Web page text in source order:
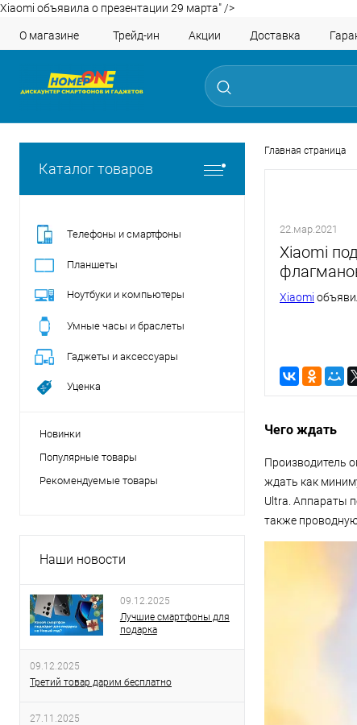
Xiaomi объявила о презентации 29 марта" />
О магазине Трейд-ин Акции Доставка
Каталог товаров
Телефоны и смартфоны
Планшеты
Ноутбуки и компьютеры
Умные часы и браслеты
Гаджеты и аксессуары
Уценка
Новинки
Популярные товары
Рекомендуемые товары
Наши новости
09.12.2025
Лучшие смартфоны для
подарка
09.12.2025
Третий товар дарим бесплатно
27.11.2025
Главная страница
22.мар.2021
Xiaomi
Xiaomi
Чего ждать
Производитель
ждать как
Ultra. Аппараты
также